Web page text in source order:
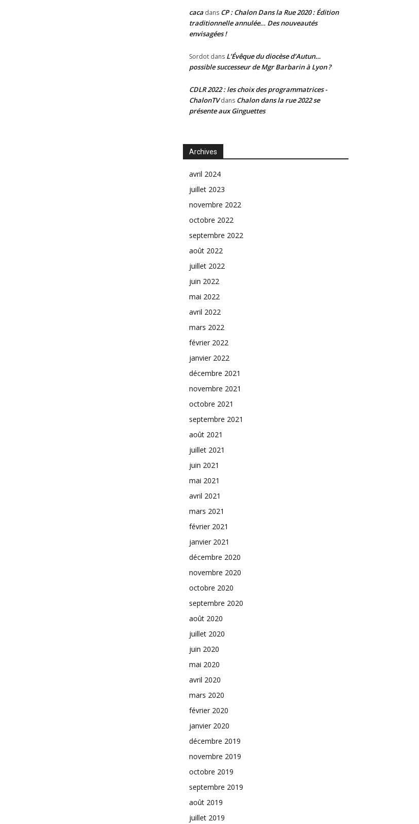
caca dans CP : Chalon Dans la Rue 2020 : Édition
traditionnelle annulée… Des nouveautés
envisagées !
Sordot dans L’Évêque du diocèse d’Autun…
possible successeur de Mgr Barbarin à Lyon ?
CDLR 2022 : les choix des programmatrices -
ChalonTVdans Chalon dans la rue 2022 se
présente aux Ginguettes
Archives
avril 2024
juillet 2023
novembre 2022
octobre 2022
septembre 2022
août 2022
juillet 2022
juin 2022
mai 2022
avril 2022
mars 2022
février 2022
janvier 2022
décembre 2021
novembre 2021
octobre 2021
septembre 2021
août 2021
juillet 2021
juin 2021
mai 2021
avril 2021
mars 2021
février 2021
janvier 2021
décembre 2020
novembre 2020
octobre 2020
septembre 2020
août 2020
juillet 2020
juin 2020
mai 2020
avril 2020
mars 2020
février 2020
janvier 2020
décembre 2019
novembre 2019
octobre 2019
septembre 2019
août 2019
juillet 2019